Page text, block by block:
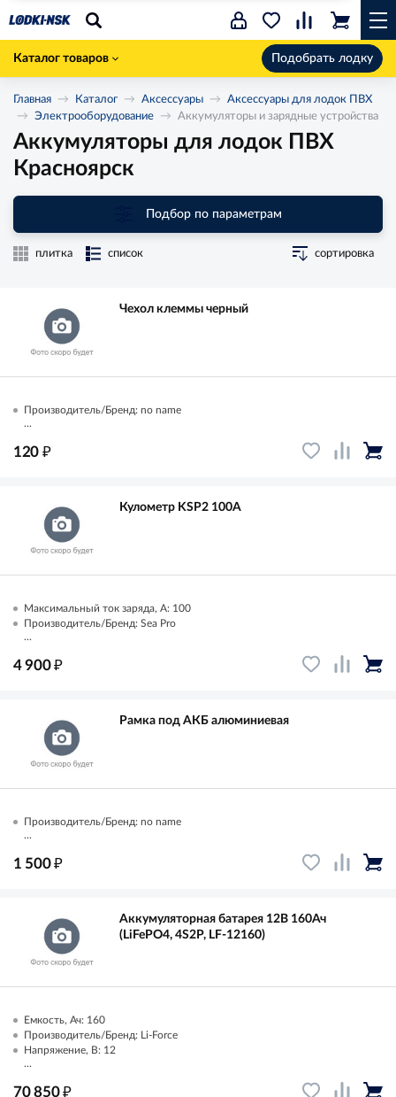
Каталог товаров Подобрать лодку
Главная Каталог Аксессуары
Аксессуары для лодок ПВХ
Электрооборудование
Аккумуляторы и зарядные устройства
Аккумуляторы для лодок ПВХ
Красноярск
Подбор по параметрам
плитка список сортировка
Чехол клеммы черный
Производитель/Бренд: no name
...
120 ₽
Кулометр KSP2 100A
Максимальный ток заряда, А: 100
Производитель/Бренд: Sea Pro
...
4 900₽
Рамка под АКБ алюминиевая
Производитель/Бренд: no name
...
1 500₽
Аккумуляторная батарея 12В 160Ач
(LiFePO4, 4S2P, LF-12160)
Емкость, Ач: 160
Производитель/Бренд: Li-Force
Напряжение, В: 12
...
70 850₽